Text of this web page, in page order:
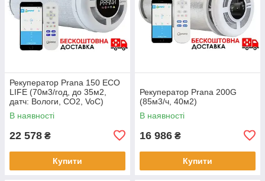
Рекуператор Prana 150 ECO
LIFE (70м3/год, до 35м2,
датч: Вологи, CO2, VoC)
В наявності
22 578 ₴
Купити
Рекуператор Prana 200G
(85м3/ч, 40м2)
В наявності
16 986 ₴
Купити